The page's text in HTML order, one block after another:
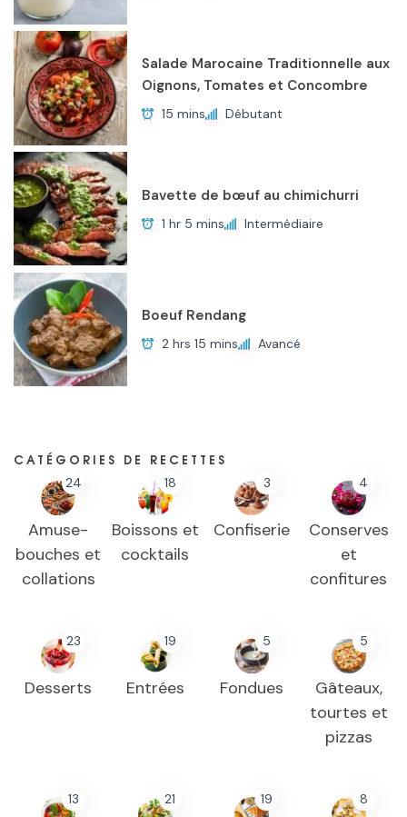
Salade Marocaine Traditionnelle aux
Oignons, Tomates et Concombre
15 mins Débutant
Bavette de bœuf au chimichurri
1 hr 5 mins Intermédiaire
Boeuf Rendang
2 hrs 15 mins Avancé
CATÉGORIES DE RECETTES
24
Amuse-
bouches et
collations
18
Boissons et
cocktails
3
Confiserie
4
Conserves
et
confitures
23
Desserts
19
Entrées
5
Fondues
5
Gâteaux,
tourtes et
pizzas
13 21 19 8